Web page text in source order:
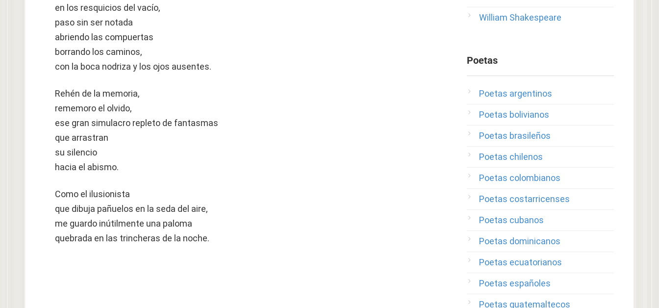
en los resquicios del vacío,
paso sin ser notada
abriendo las compuertas
borrando los caminos,
con la boca nodriza y los ojos ausentes.
Rehén de la memoria,
rememoro el olvido,
ese gran simulacro repleto de fantasmas
que arrastran
su silencio
hacia el abismo.
Como el ilusionista
que dibuja pañuelos en la seda del aire,
me guardo inútilmente una paloma
quebrada en las trincheras de la noche.
William Shakespeare
Poetas
Poetas argentinos
Poetas bolivianos
Poetas brasileños
Poetas chilenos
Poetas colombianos
Poetas costarricenses
Poetas cubanos
Poetas dominicanos
Poetas ecuatorianos
Poetas españoles
Poetas guatemaltecos